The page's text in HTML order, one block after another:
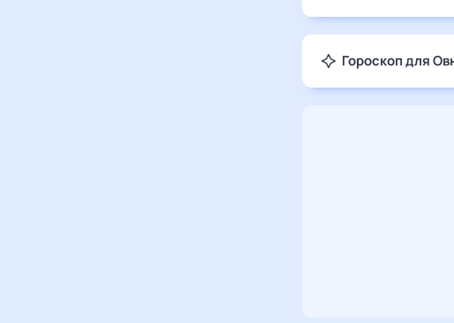
Гороскоп для